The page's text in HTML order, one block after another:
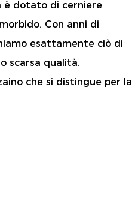
è dotato di cerniere
Con anni di
esattamente ciò di
scarsa qualità.
che si distingue per la